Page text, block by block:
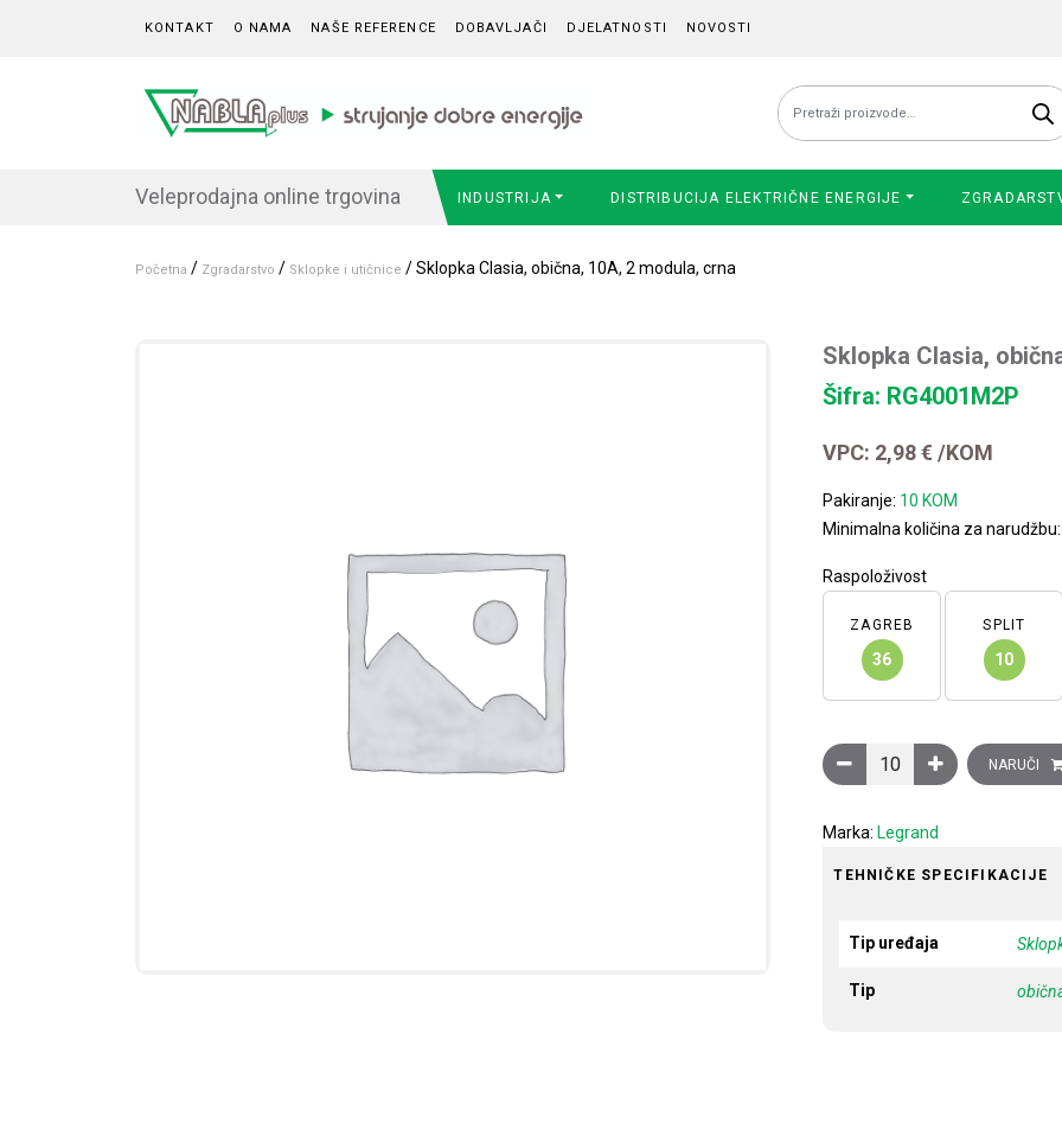
KONTAKT O NAMA NAŠE REFERENCE DOBAVLJAČI DJELATNOSTI NOVOSTI
Pretraži:
Veleprodajna online trgovina INDUSTRIJA DISTRIBUCIJA ELEKTRIČNE ENERGIJE
Početna / Zgradarstvo / Sklopke i utičnice / Sklopka Clasia, obična, 10A, 2 modula, crna
Sklopka Clasia,
Šifra: RG4001M2P
VPC: 2,98€ /KOM
Pakiranje: 10 KOM
Minimalna količina za narudžbu:
Raspoloživost
ZAGREB
36
SPLIT
10
Sklopka Clasia, obična,
NARUČI
Marka: Legrand
TEHNIČKE SPECIFIKACIJE
Tip uređaja
Tip